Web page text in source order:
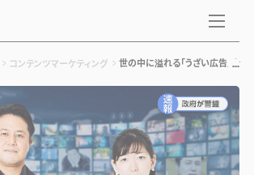
コンテンツマーケティング 世の中に溢れる「うざい広告」を